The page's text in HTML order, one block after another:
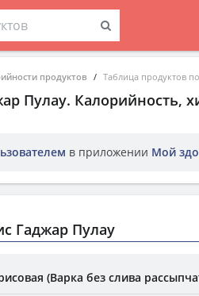
продуктов Таблица продуктов
Пулау. Калорийность,
в приложении Мой
Гаджар Пулау
(Варка без слива